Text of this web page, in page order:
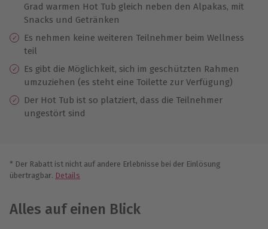
Grad warmen Hot Tub gleich neben den Alpakas, mit
Snacks und Getränken
Es nehmen keine weiteren Teilnehmer beim Wellness
teil
Es gibt die Möglichkeit, sich im geschützten Rahmen
umzuziehen (es steht eine Toilette zur Verfügung)
Der Hot Tub ist so platziert, dass die Teilnehmer
ungestört sind
* Der Rabatt ist nicht auf andere Erlebnisse bei der Einlösung
übertragbar. Details
Alles auf einen Blick